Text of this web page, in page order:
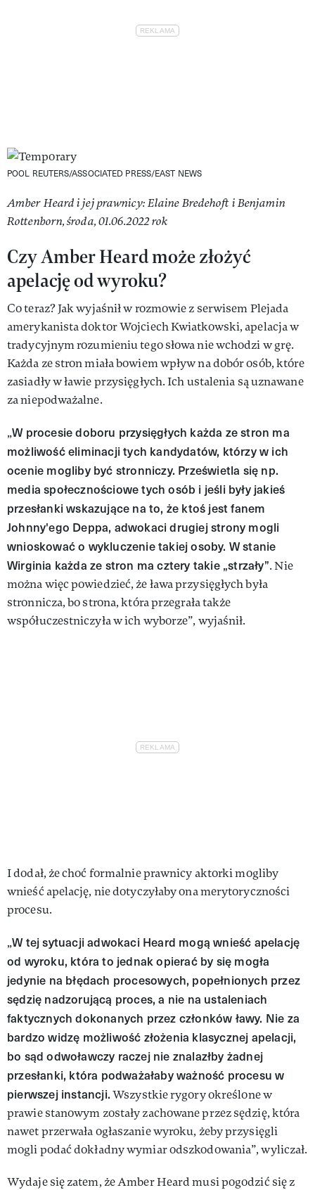
POOL REUTERS/ASSOCIATED PRESS/EAST NEWS
Amber Heard i jej prawnicy: Elaine Bredehoft i Benjamin
Rottenborn, środa, 01.06.2022 rok
Czy Amber Heard może złożyć
apelację od wyroku?
Co teraz? Jak wyjaśnił w rozmowie z serwisem Plejada
amerykanista doktor Wojciech Kwiatkowski, apelacja w
tradycyjnym rozumieniu tego słowa nie wchodzi w grę.
Każda ze stron miała bowiem wpływ na dobór osób, które
zasiadły w ławie przysięgłych. Ich ustalenia są uznawane
za niepodważalne.
„W procesie doboru przysięgłych każda ze stron ma
możliwość eliminacji tych kandydatów, którzy w ich
ocenie mogliby być stronniczy. Prześwietla się np.
media społecznościowe tych osób i jeśli były jakieś
przesłanki wskazujące na to, że ktoś jest fanem
Johnny'ego Deppa, adwokaci drugiej strony mogli
wnioskować o wykluczenie takiej osoby. W stanie
Wirginia każda ze stron ma cztery takie „strzały”. Nie
można więc powiedzieć, że ława przysięgłych była
stronnicza, bo strona, która przegrała także
współuczestniczyła w ich wyborze”, wyjaśnił.
I dodał, że choć formalnie prawnicy aktorki mogliby
wnieść apelację, nie dotyczyłaby ona merytoryczności
procesu.
„W tej sytuacji adwokaci Heard mogą wnieść apelację
od wyroku, która to jednak opierać by się mogła
jedynie na błędach procesowych, popełnionych przez
sędzię nadzorującą proces, a nie na ustaleniach
faktycznych dokonanych przez członków ławy. Nie za
bardzo widzę możliwość złożenia klasycznej apelacji,
bo sąd odwoławczy raczej nie znalazłby żadnej
przesłanki, która podważałaby ważność procesu w
pierwszej instancji.Wszystkie rygory określone w
prawie stanowym zostały zachowane przez sędzię, która
nawet przerwała ogłaszanie wyroku, żeby przysięgli
mogli podać dokładny wymiar odszkodowania”, wyliczał.
Wydaje się zatem, że Amber Heard musi pogodzić się z